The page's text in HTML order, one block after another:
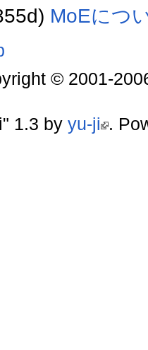
MoEにつ
© 2001-
1.3 by yu-ji .